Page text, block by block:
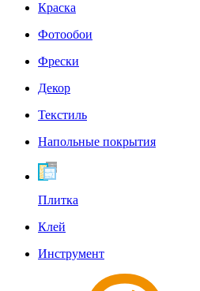
Краска
Фотообои
Фрески
Декор
Текстиль
Напольные покрытия
Плитка
Клей
Инструмент